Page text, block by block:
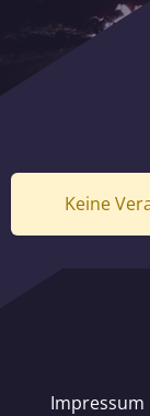
Keine
Impressum